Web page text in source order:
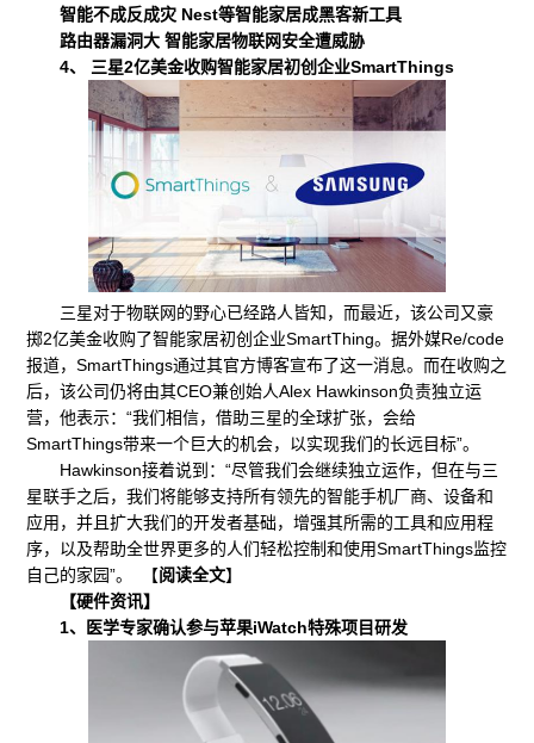
智能不成反成灾 Nest等智能家居成黑客新工具
路由器漏洞大 智能家居物联网安全遭威胁
4、 三星2亿美金收购智能家居初创企业SmartThings
三星对于物联网的野心已经路人皆知，而最近，该公司又豪
掷2亿美金收购了智能家居初创企业SmartThing。据外媒Re/code
报道，SmartThings通过其官方博客宣布了这一消息。而在收购之
后，该公司仍将由其CEO兼创始人Alex Hawkinson负责独立运
营，他表示：“我们相信，借助三星的全球扩张，会给
SmartThings带来一个巨大的机会，以实现我们的长远目标”。
Hawkinson接着说到：“尽管我们会继续独立运作，但在与三
星联手之后，我们将能够支持所有领先的智能手机厂商、设备和
应用，并且扩大我们的开发者基础，增强其所需的工具和应用程
序，以及帮助全世界更多的人们轻松控制和使用SmartThings监控
自己的家园”。 【阅读全文】
【硬件资讯】
1、医学专家确认参与苹果iWatch特殊项目研发